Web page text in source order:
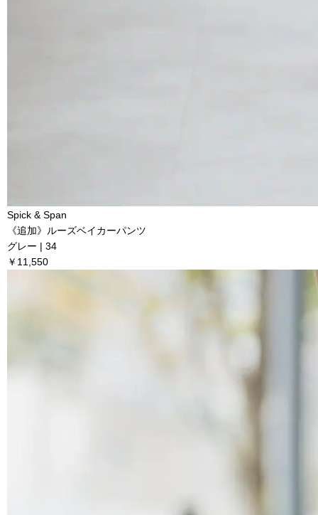
Spick & Span
《追加》ルーズベイカーパンツ
グレー | 34
￥11,550